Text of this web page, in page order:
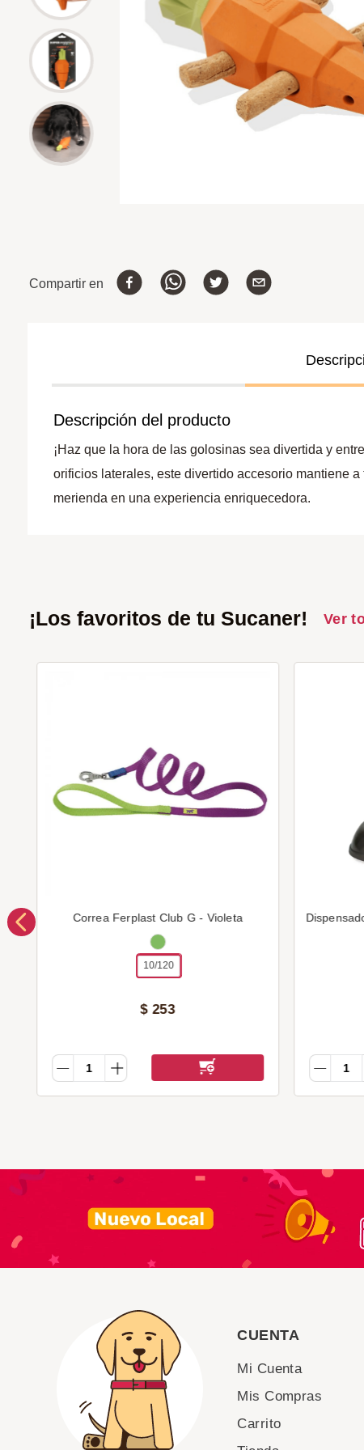
Compartir en
Descripción del producto
¡Haz que la hora de las golosinas sea divertida y
orificios laterales, este divertido accesorio mantiene
merienda en una experiencia enriquecedora.
¡Los favoritos de tu Sucaner! Ver
Correa Ferplast Club G - Violeta
10/120
$ 253
CUENTA
Mi Cuenta
Mis Compras
Carrito